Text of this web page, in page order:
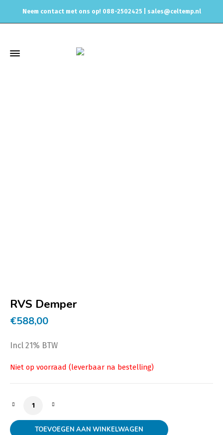
Neem contact met ons op! 088-2502425 | sales@celtemp.nl
RVS Demper
€588,00
Incl 21% BTW
RVS Demper aantal
TOEVOEGEN AAN WINKELWAGEN